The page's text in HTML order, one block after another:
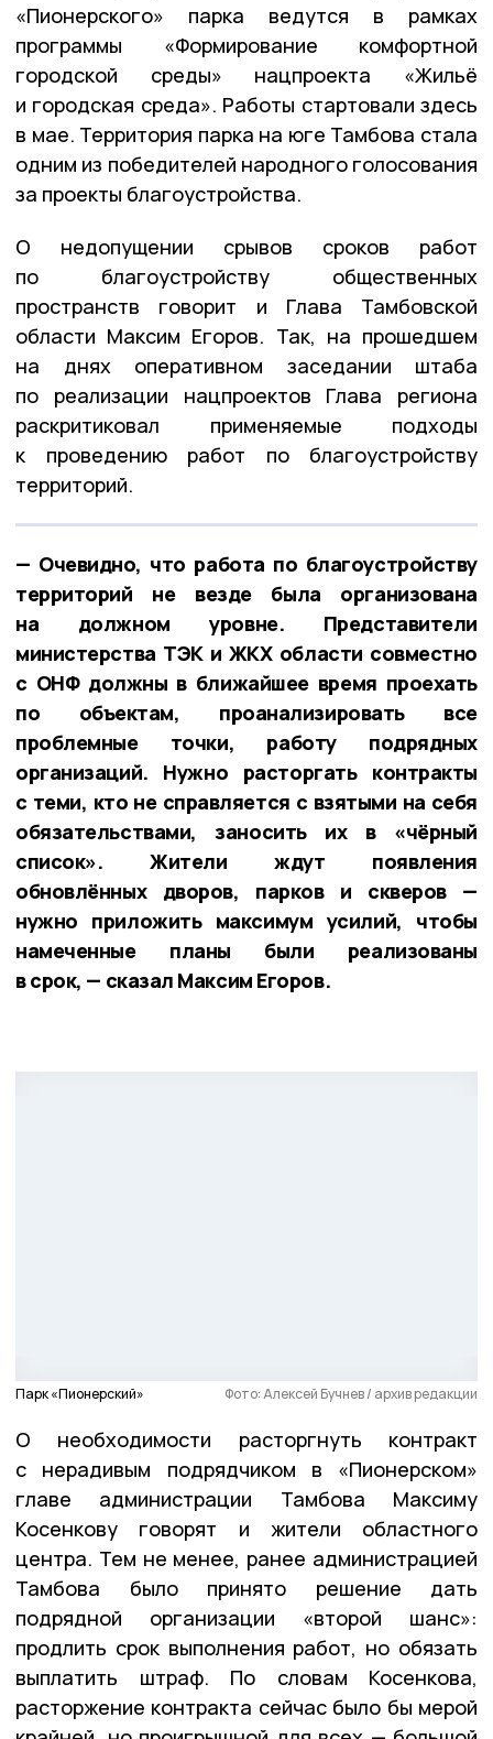
«Пионерского» парка ведутся в рамках
программы «Формирование комфортной
городской среды» нацпроекта «Жильё
и городская среда». Работы стартовали здесь
в мае. Территория парка на юге Тамбова стала
одним из победителей народного голосования
за проекты благоустройства.
О недопущении срывов сроков работ
по благоустройству общественных
пространств говорит и Глава Тамбовской
области Максим Егоров. Так, на прошедшем
на днях оперативном заседании штаба
по реализации нацпроектов Глава региона
раскритиковал применяемые подходы
к проведению работ по благоустройству
территорий.
— Очевидно, что работа по благоустройству
территорий не везде была организована
на должном уровне. Представители
министерства ТЭК и ЖКХ области совместно
с ОНФ должны в ближайшее время проехать
по объектам, проанализировать все
проблемные точки, работу подрядных
организаций. Нужно расторгать контракты
с теми, кто не справляется с взятыми на себя
обязательствами, заносить их в «чёрный
список». Жители ждут появления
обновлённых дворов, парков и скверов —
нужно приложить максимум усилий, чтобы
намеченные планы были реализованы
в срок, — сказал Максим Егоров.
Парк «Пионерский» Фото: Алексей Бучнев / архив редакции
О необходимости расторгнуть контракт
с нерадивым подрядчиком в «Пионерском»
главе администрации Тамбова Максиму
Косенкову говорят и жители областного
центра. Тем не менее, ранее администрацией
Тамбова было принято решение дать
подрядной организации «второй шанс»:
продлить срок выполнения работ, но обязать
выплатить штраф. По словам Косенкова,
расторжение контракта сейчас было бы мерой